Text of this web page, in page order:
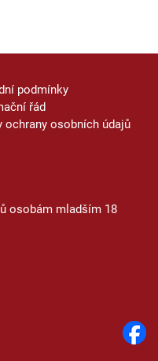
podmínky
řád
ochrany osobních údajů
osobám mladším 18